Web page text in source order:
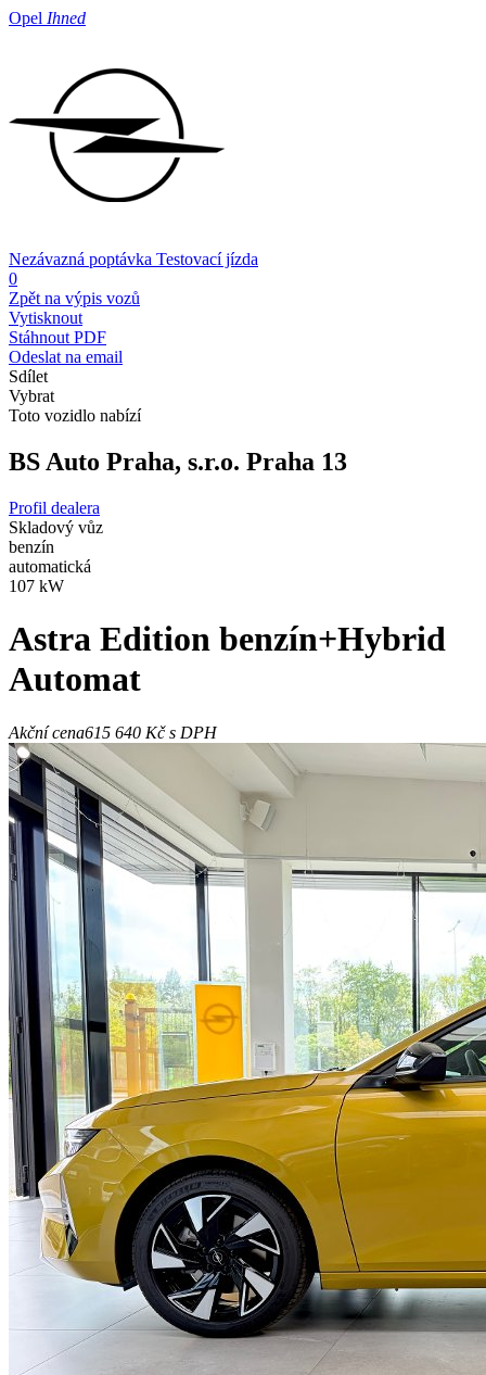
Opel Ihned
Nezávazná poptávka Testovací jízda
0
Zpět na výpis vozů
Vytisknout
Stáhnout PDF
Odeslat na email
Sdílet
Vybrat
Toto vozidlo nabízí
BS Auto Praha, s.r.o. Praha 13
Profil dealera
Skladový vůz
benzín
automatická
107 kW
Astra Edition benzín+Hybrid
Automat
Akční cena615 640 Kčs DPH